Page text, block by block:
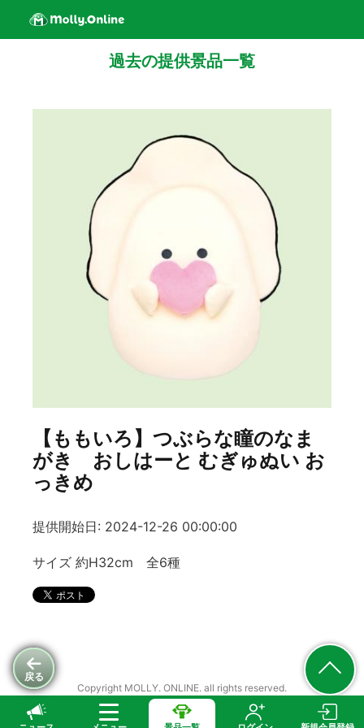
戻る
過去の提供景品一覧
【ももいろ】つぶらな瞳のなま
がき おしはーと むぎゅぬい お
っきめ
提供開始日: 2024-12-26 00:00:00
サイズ 約H32cm 全6種
Copyright MOLLY. ONLINE. all rights reserved.